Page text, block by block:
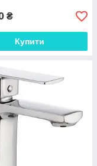
₴
Купити